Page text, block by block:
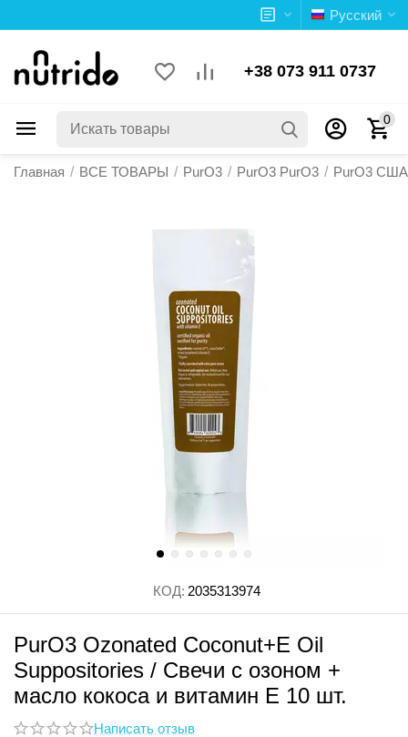
Русский
+38 073 911 0737
0
Главная / ВСЕ ТОВАРЫ / PurO3 / PurO3 PurO3 / PurO3 США
КОД: 2035313974
PurO3 Ozonated Coconut+E Oil
Suppositories / Свечи с озоном +
масло кокоса и витамин Е 10 шт.
Написать отзыв